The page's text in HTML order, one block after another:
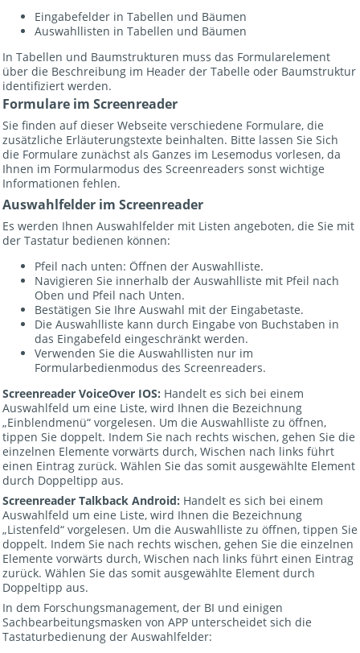
Eingabefelder in Tabellen und Bäumen
Auswahllisten in Tabellen und Bäumen
In Tabellen und Baumstrukturen muss das Formularelement
über die Beschreibung im Header der Tabelle oder Baumstruktur
identifiziert werden.
Formulare im Screenreader
Sie finden auf dieser Webseite verschiedene Formulare, die
zusätzliche Erläuterungstexte beinhalten. Bitte lassen Sie Sich
die Formulare zunächst als Ganzes im Lesemodus vorlesen, da
Ihnen im Formularmodus des Screenreaders sonst wichtige
Informationen fehlen.
Auswahlfelder im Screenreader
Es werden Ihnen Auswahlfelder mit Listen angeboten, die Sie mit
der Tastatur bedienen können:
Pfeil nach unten: Öffnen der Auswahlliste.
Navigieren Sie innerhalb der Auswahlliste mit Pfeil nach
Oben und Pfeil nach Unten.
Bestätigen Sie Ihre Auswahl mit der Eingabetaste.
Die Auswahlliste kann durch Eingabe von Buchstaben in
das Eingabefeld eingeschränkt werden.
Verwenden Sie die Auswahllisten nur im
Formularbedienmodus des Screenreaders.
Screenreader VoiceOver IOS: Handelt es sich bei einem
Auswahlfeld um eine Liste, wird Ihnen die Bezeichnung
„Einblendmenü“ vorgelesen. Um die Auswahlliste zu öffnen,
tippen Sie doppelt. Indem Sie nach rechts wischen, gehen Sie die
einzelnen Elemente vorwärts durch, Wischen nach links führt
einen Eintrag zurück. Wählen Sie das somit ausgewählte Element
durch Doppeltipp aus.
Screenreader Talkback Android: Handelt es sich bei einem
Auswahlfeld um eine Liste, wird Ihnen die Bezeichnung
„Listenfeld“ vorgelesen. Um die Auswahlliste zu öffnen, tippen Sie
doppelt. Indem Sie nach rechts wischen, gehen Sie die einzelnen
Elemente vorwärts durch, Wischen nach links führt einen Eintrag
zurück. Wählen Sie das somit ausgewählte Element durch
Doppeltipp aus.
In dem Forschungsmanagement, der BI und einigen
Sachbearbeitungsmasken von APP unterscheidet sich die
Tastaturbedienung der Auswahlfelder: